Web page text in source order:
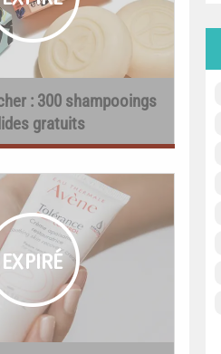
: 300 shampooings
gratuits